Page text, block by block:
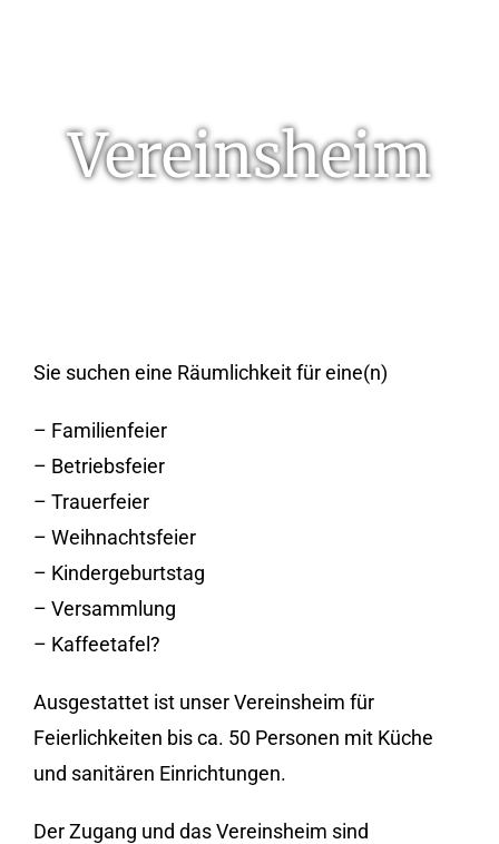
Vereinsheim
Sie suchen eine Räumlichkeit für eine(n)
– Familienfeier
– Betriebsfeier
– Trauerfeier
– Weihnachtsfeier
– Kindergeburtstag
– Versammlung
– Kaffeetafel?
Ausgestattet ist unser Vereinsheim für
Feierlichkeiten bis ca. 50 Personen mit Küche
und sanitären Einrichtungen.
Der Zugang und das Vereinsheim sind